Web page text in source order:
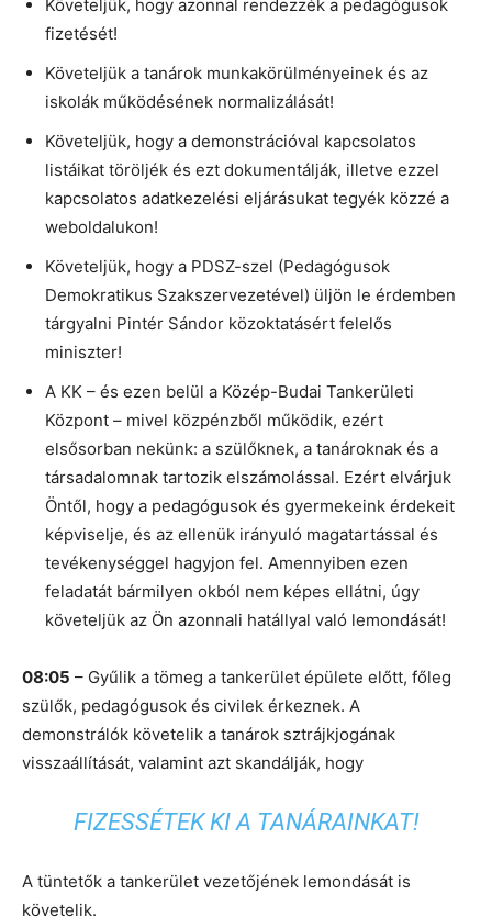
Követeljük, hogy azonnal rendezzék a pedagógusok
fizetését!
Követeljük a tanárok munkakörülményeinek és az
iskolák működésének normalizálását!
Követeljük, hogy a demonstrációval kapcsolatos
listáikat töröljék és ezt dokumentálják, illetve ezzel
kapcsolatos adatkezelési eljárásukat tegyék közzé a
weboldalukon!
Követeljük, hogy a PDSZ-szel (Pedagógusok
Demokratikus Szakszervezetével) üljön le érdemben
tárgyalni Pintér Sándor közoktatásért felelős
miniszter!
A KK – és ezen belül a Közép-Budai Tankerületi
Központ – mivel közpénzből működik, ezért
elsősorban nekünk: a szülőknek, a tanároknak és a
társadalomnak tartozik elszámolással. Ezért elvárjuk
Öntől, hogy a pedagógusok és gyermekeink érdekeit
képviselje, és az ellenük irányuló magatartással és
tevékenységgel hagyjon fel. Amennyiben ezen
feladatát bármilyen okból nem képes ellátni, úgy
követeljük az Ön azonnali hatállyal való lemondását!
08:05 – Gyűlik a tömeg a tankerület épülete előtt, főleg
szülők, pedagógusok és civilek érkeznek. A
demonstrálók követelik a tanárok sztrájkjogának
visszaállítását, valamint azt skandálják, hogy
FIZESSÉTEK KI A TANÁRAINKAT!
A tüntetők a tankerület vezetőjének lemondását is
követelik.